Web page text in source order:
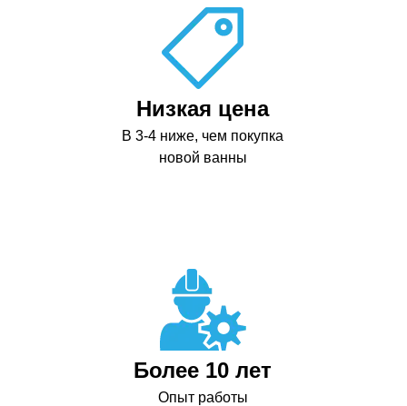
Низкая цена
В 3-4 ниже, чем покупка
новой ванны
Более 10 лет
Опыт работы